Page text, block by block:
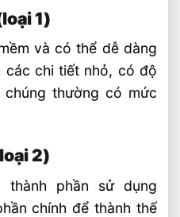
1)
và có thể dễ dàng
các chi tiết nhỏ, có độ
thường có mức
2)
phần sử dụng
chính để thành thế